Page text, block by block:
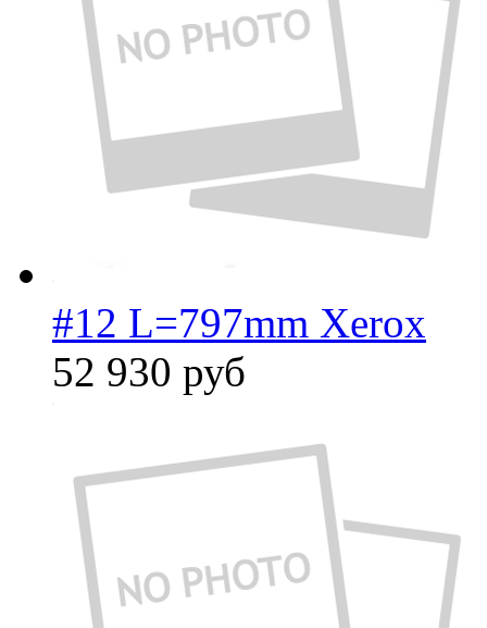
#12 L=797mm Xerox
52 930 руб